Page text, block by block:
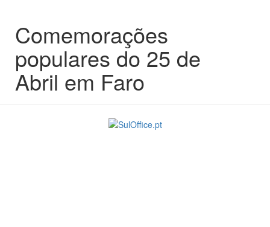
Comemorações
populares do 25 de
Abril em Faro